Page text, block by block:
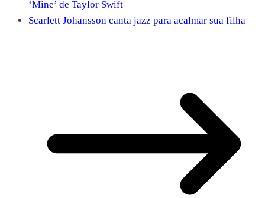
‘Mine’ de Taylor Swift
Scarlett Johansson canta jazz para acalmar sua filha